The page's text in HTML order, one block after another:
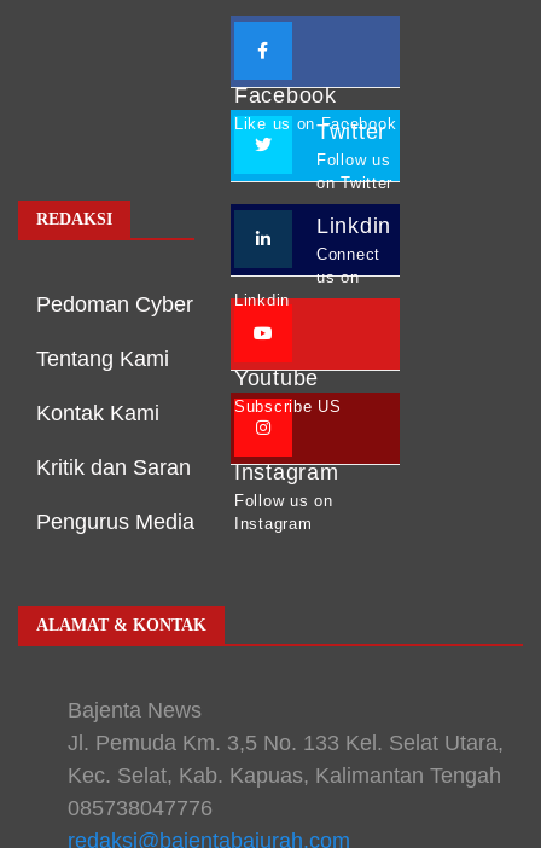
REDAKSI
Pedoman Cyber
Tentang Kami
Kontak Kami
Kritik dan Saran
Pengurus Media
Facebook
Like us on Facebook
Twitter
Follow us
on Twitter
Linkdin
Connect
us on
Linkdin
Youtube
Subscribe US
Instagram
Follow us on
Instagram
ALAMAT & KONTAK
Bajenta News
Jl. Pemuda Km. 3,5 No. 133 Kel. Selat Utara,
Kec. Selat, Kab. Kapuas, Kalimantan Tengah
085738047776
redaksi@bajentabajurah.com